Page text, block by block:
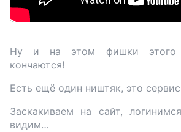
Ну и на этом фишки этого
кончаются!
Есть ещё один ништяк, это сервис
Заскакиваем на сайт,
видим…